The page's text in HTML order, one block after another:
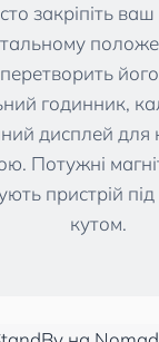
закріпіть
годинник,
дисплей для
Потужні
пристрій
кутом.